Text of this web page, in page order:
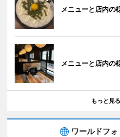
メニューと店内の
メニューと店内の
もっと見る
ワールドフ